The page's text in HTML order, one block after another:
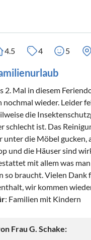
4.5 4 5
2. Mal in diesem
nochmal wieder. Leider
die
schlecht ist. Das
unter die Möbel gucken,
und die Häuser sind
mit allem was
so braucht. Vielen Dank
wir kommen
: Familien mit Kindern
Frau G. Schake: